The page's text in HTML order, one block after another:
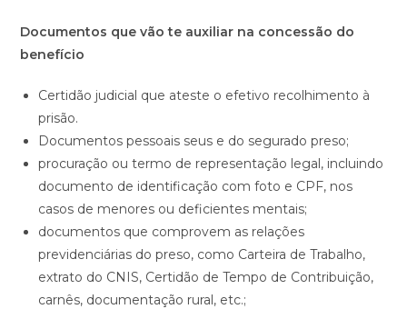
Documentos que vão te auxiliar na concessão do
benefício
Certidão judicial que ateste o efetivo recolhimento à
prisão.
Documentos pessoais seus e do segurado preso;
procuração ou termo de representação legal, incluindo
documento de identificação com foto e CPF, nos
casos de menores ou deficientes mentais;
documentos que comprovem as relações
previdenciárias do preso, como Carteira de Trabalho,
extrato do CNIS, Certidão de Tempo de Contribuição,
carnês, documentação rural, etc.;